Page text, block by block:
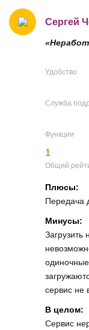
Сергей
Удобство
Служба
Функции
1
Общий
Плюсы:
Передача
Минусы:
Загрузить
сервис не
В целом:
Сервис